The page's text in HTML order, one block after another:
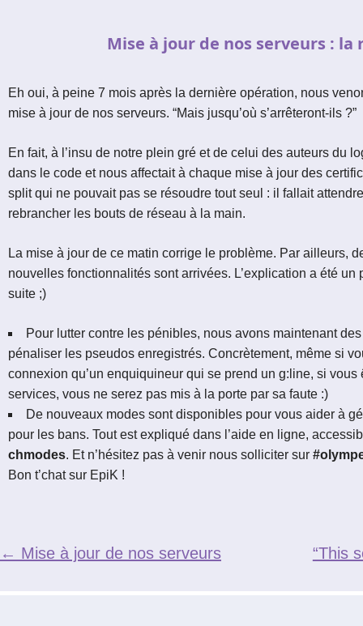
Tutos
Organisation
Contact
Mise à jour de nos serveurs : la
Eh oui, à peine 7 mois après la dernière opération, nous
mise à jour de nos serveurs. “Mais jusqu’où s’arrêteront-ils ?”
En fait, à l’insu de notre plein gré et de celui des auteurs du
dans le code et nous affectait à chaque mise à jour des
split qui ne pouvait pas se résoudre tout seul : il fallait
rebrancher les bouts de réseau à la main.
La mise à jour de ce matin corrige le problème. Par ailleurs,
nouvelles fonctionnalités sont arrivées. L’explication a été
suite ;)
Pour lutter contre les pénibles, nous avons maintenant
pénaliser les pseudos enregistrés. Concrètement, même si
connexion qu’un enquiquineur qui se prend un g:line, si
services, vous ne serez pas mis à la porte par sa faute :)
De nouveaux modes sont disponibles pour vous aider à
pour les bans. Tout est expliqué dans l’aide en ligne,
chmodes. Et n’hésitez pas à venir nous solliciter sur
Bon t’chat sur EpiK !
← Mise à jour de nos serveurs “This